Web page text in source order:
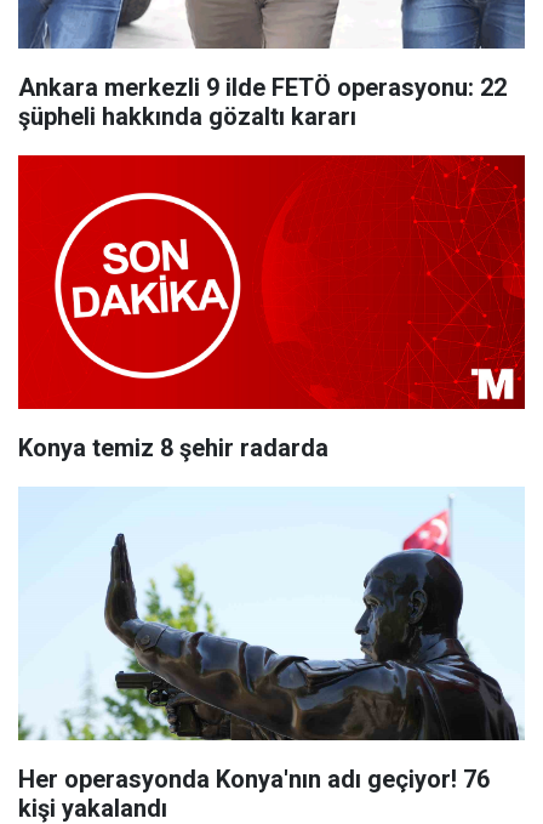
Ankara merkezli 9 ilde FETÖ operasyonu: 22
şüpheli hakkında gözaltı kararı
Konya temiz 8 şehir radarda
Her operasyonda Konya'nın adı geçiyor! 76
kişi yakalandı